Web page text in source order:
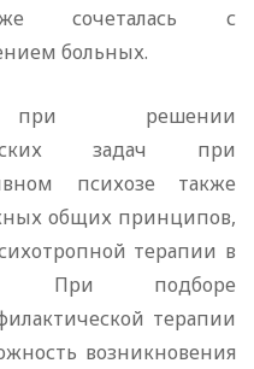
сочеталась с
больных.
решении
задач при
психозе также
общих принципов,
терапии в
При подборе
терапии
возникновения